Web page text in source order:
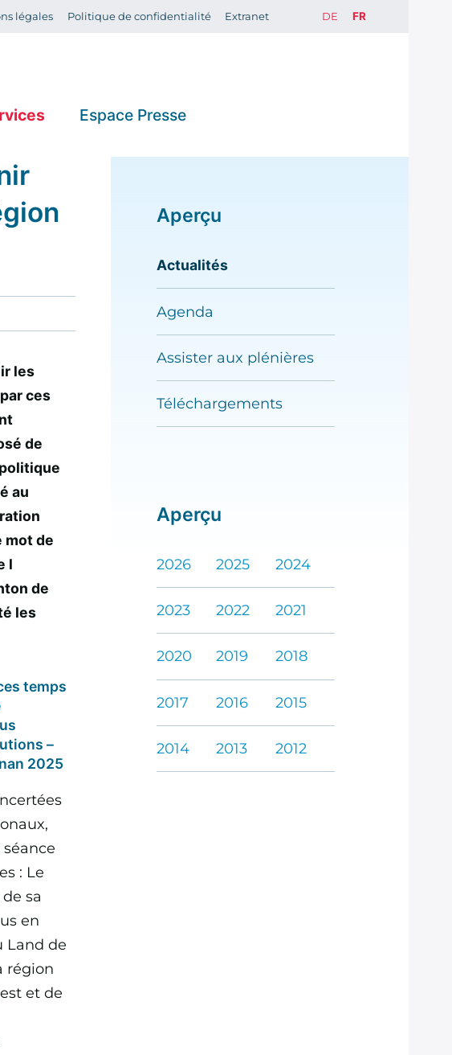
légales Politique de confidentialité Extranet DE FR
Actualités
Agenda
plénières
Espace Presse
de presse
les
ces
de
au
mot de
l
de
les
temps
–
2025
: Le
sa
en
Land de
région
et de
Aperçu
Actualités
Agenda
Assister aux plénières
Téléchargements
Aperçu
2026 2025 2024
2023 2022 2021
2020 2019 2018
2017 2016 2015
2014 2013 2012